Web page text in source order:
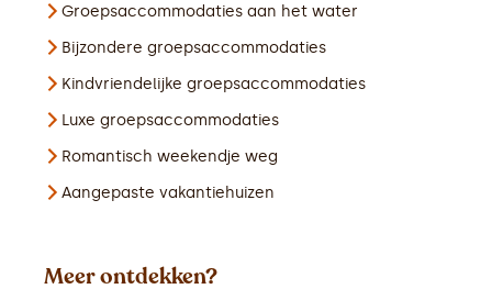
Groepsaccommodaties aan het water
Bijzondere groepsaccommodaties
Kindvriendelijke groepsaccommodaties
Luxe groepsaccommodaties
Romantisch weekendje weg
Aangepaste vakantiehuizen
Meer ontdekken?